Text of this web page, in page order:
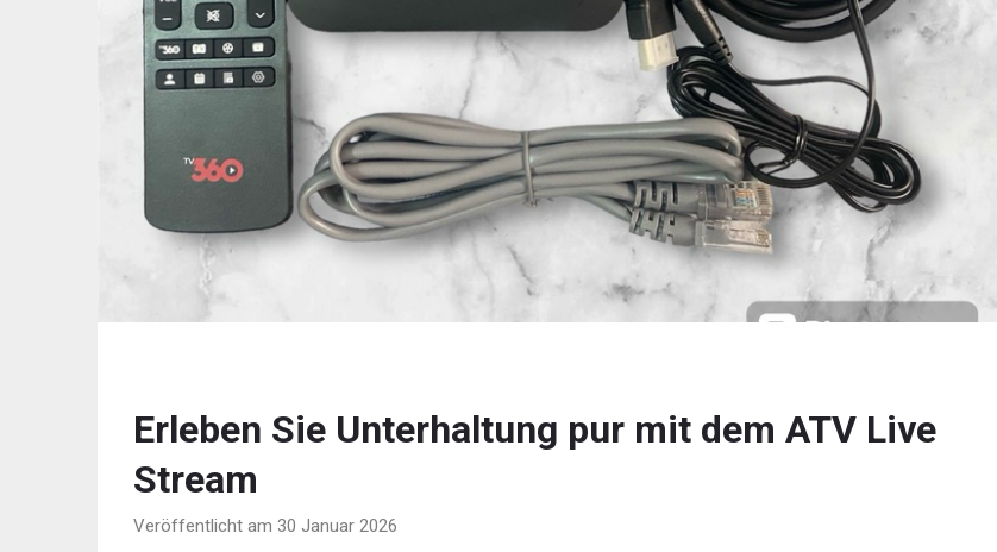
Erleben Sie Unterhaltung pur mit dem ATV Live
Stream
Veröffentlicht am 30 Januar 2026